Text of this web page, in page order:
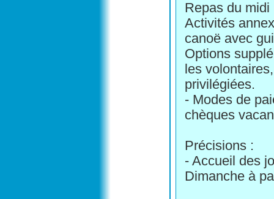
Repas du
Activités
canoë avec
Options
les
privilégiées.
- Modes de
chèques
Précisions :
- Accueil des
Dimanche à